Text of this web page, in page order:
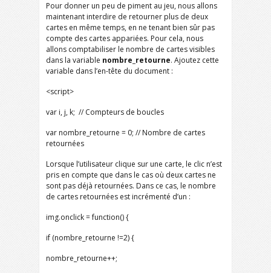
Pour donner un peu de piment au jeu, nous allons
maintenant interdire de retourner plus de deux
cartes en même temps, en ne tenant bien sûr pas
compte des cartes appariées. Pour cela, nous
allons comptabiliser le nombre de cartes visibles
dans la variable nombre_retourne. Ajoutez cette
variable dans l’en-tête du document :
<script>
var i, j, k; // Compteurs de boucles
var nombre_retourne = 0; // Nombre de cartes
retournées
Lorsque l’utilisateur clique sur une carte, le clic n’est
pris en compte que dans le cas où deux cartes ne
sont pas déjà retournées. Dans ce cas, le nombre
de cartes retournées est incrémenté d’un :
img.onclick = function() {
if (nombre_retourne !=2) {
nombre_retourne++;